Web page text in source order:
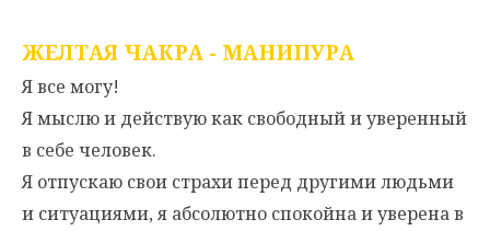
ЖЕЛТАЯ ЧАКРА - МАНИПУРА
Я все могу!
Я мыслю и действую как свободный и уверенный
в себе человек.
Я отпускаю свои страхи перед другими людьми
и ситуациями, я абсолютно спокойна и уверена в